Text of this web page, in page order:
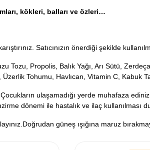
kökleri, balları ve özleri…
Satıcınızın önerdiği şekilde
Tozu, Propolis, Balık Yağı, Arı Sütü,
Tohumu, Havlıcan, Vitamin C, Kabuk
ulaşamadığı yerde muhafaza
dönemi ile hastalık ve ilaç kullanılması
güneş ışığına maruz